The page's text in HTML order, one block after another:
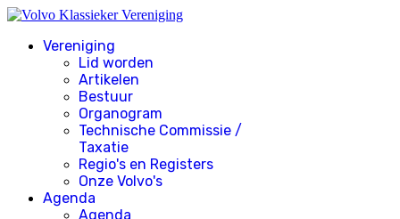
Vereniging
Lid worden
Artikelen
Bestuur
Organogram
Technische Commissie /
Taxatie
Regio's en Registers
Onze Volvo's
Agenda
Agenda